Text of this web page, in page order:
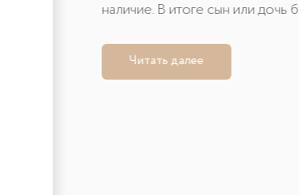
наличие. В итоге сын или дочь
водить друз......
Читать далее